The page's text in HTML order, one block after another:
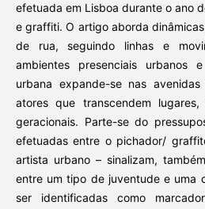
efetuada em Lisboa durante o ano
e graffiti. O artigo aborda
de rua, seguindo linhas e
ambientes presenciais urbanos
urbana expande-se nas
atores que transcendem
geracionais. Parte-se do
efetuadas entre o pichador/
artista urbano – sinalizam,
entre um tipo de juventude e uma
ser identificadas como